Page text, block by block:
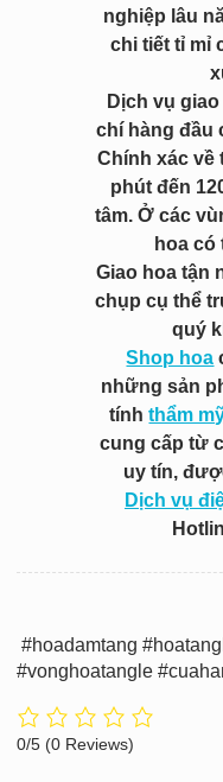
nghiệp lâu
chi tiết tỉ mỉ
Dịch vụ
chí hàng đầu
Chính xác về
phút đến
tâm. Ở các
hoa có
Giao hoa tận
chụp cụ thể
quý
Shop hoa
những sản
tínhthẩm
cung cấp từ
uy tín,
Dịch vụ
#hoadamtang
#vonghoatangle
0/5 (0 Reviews)